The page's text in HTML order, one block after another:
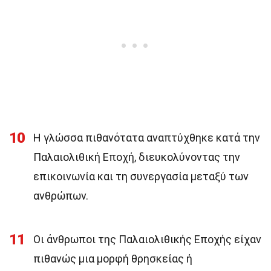
10
Η γλώσσα πιθανότατα αναπτύχθηκε κατά την
Παλαιολιθική Εποχή, διευκολύνοντας την
επικοινωνία και τη συνεργασία μεταξύ των
ανθρώπων.
11
Οι άνθρωποι της Παλαιολιθικής Εποχής είχαν
πιθανώς μια μορφή θρησκείας ή